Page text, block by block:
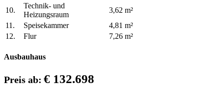
10.
Technik- und
Heizungsraum
3,62 m²
11.
Speisekammer
4,81 m²
12.
Flur 7,26 m²
Ausbauhaus
Preis ab: € 132.698